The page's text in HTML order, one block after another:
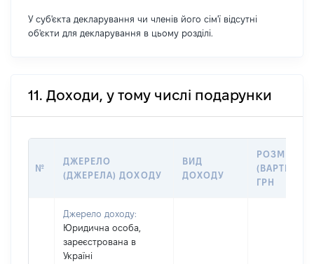
У суб'єкта декларування чи членів його сім'ї відсутні
об'єкти для декларування в цьому розділі.
11. Доходи, у тому числі подарунки
№
ДЖЕРЕЛО
(ДЖЕРЕЛА) ДОХОДУ
ВИД
ДОХОДУ
РОЗМІР
(ВАРТІСТЬ),
ГРН
Джерело доходу:
Юридична особа,
зареєстрована в
Україні